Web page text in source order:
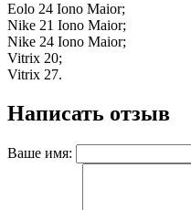
Eolo 24 Iono Maior;
Nike 21 Iono Maior;
Nike 24 Iono Maior;
Vitrix 20;
Vitrix 27.
Написать отзыв
Ваше имя: